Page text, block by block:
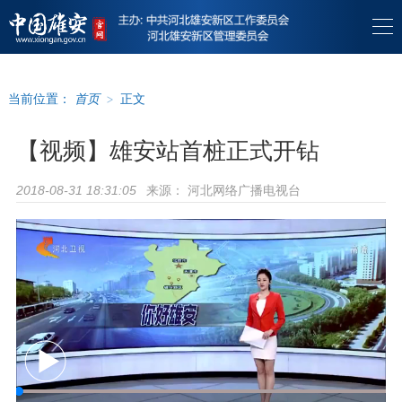
当前位置： 首页 > 正文
【视频】雄安站首桩正式开钻
2018-08-31 18:31:05 来源： 河北网络广播电视台